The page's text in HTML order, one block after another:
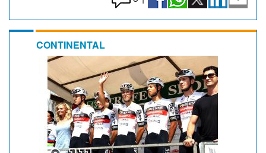
CONTINENTAL